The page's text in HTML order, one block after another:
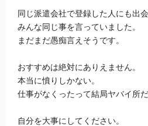
同じ派遣会社で登録した人にも出
みんな同じ事を言っていました。
まだまだ愚痴言えそうです。
おすすめは絶対にありえません。
本当に憤りしかない。
仕事がなくったって結局ヤバイ所
自分を大事にしてください。